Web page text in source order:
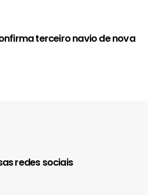
terceiro navio de nova
redes sociais